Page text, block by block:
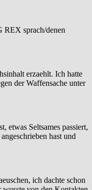
REX sprach/denen
erzaehlt. Ich hatte
der Waffensache unter
etwas Seltsames passiert,
hast und
ich dachte schon